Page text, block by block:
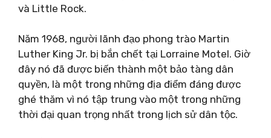
và Little Rock.
Năm 1968, người lãnh đạo phong trào Martin
Luther King Jr. bị bắn chết tại Lorraine Motel. Giờ
đây nó đã được biến thành một bảo tàng dân
quyền, là một trong những địa điểm đáng được
ghé thăm vì nó tập trung vào một trong những
thời đại quan trọng nhất trong lịch sử dân tộc.